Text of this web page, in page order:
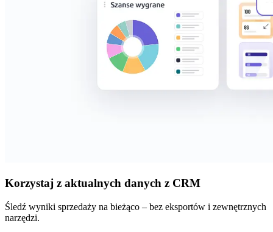
Korzystaj z aktualnych danych z CRM
Śledź wyniki sprzedaży na bieżąco – bez eksportów i zewnętrznych
narzędzi.